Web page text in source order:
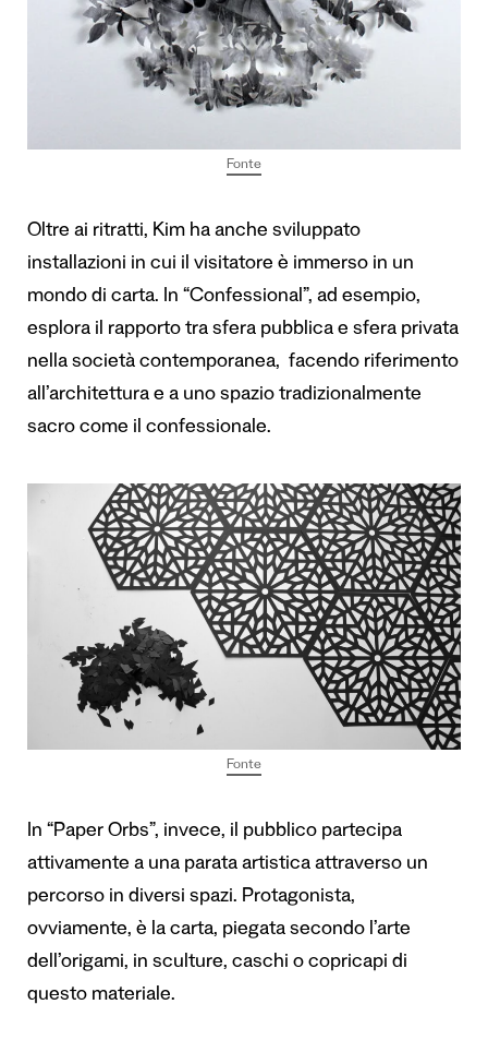
Fonte
Oltre ai ritratti, Kim ha anche sviluppato
installazioni in cui il visitatore è immerso in un
mondo di carta. In “Confessional”, ad esempio,
esplora il rapporto tra sfera pubblica e sfera privata
nella società contemporanea, facendo riferimento
all’architettura e a uno spazio tradizionalmente
sacro come il confessionale.
Fonte
In “Paper Orbs”, invece, il pubblico partecipa
attivamente a una parata artistica attraverso un
percorso in diversi spazi. Protagonista,
ovviamente, è la carta, piegata secondo l’arte
dell’origami, in sculture, caschi o copricapi di
questo materiale.